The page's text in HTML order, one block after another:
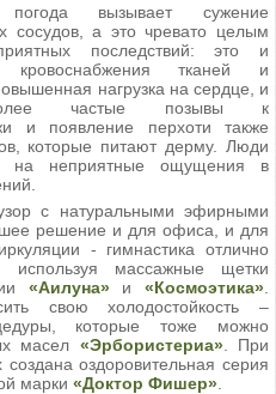
погода вызывает сужение
сосудов, а это чревато целым
последствий: это и
кровоснабжения тканей и
нагрузка на сердце, и
частые позывы к
и появление перхоти также
которые питают дерму. Люди
на неприятные ощущения в
с натуральными эфирными
решение и для офиса, и для
- гимнастика отлично
используя массажные щетки
«Аилуна»и«Космоэтика»
свою холодостойкость –
которые тоже можно
масел «Эрбористериа». При
оздоровительная серия
марки «Доктор Фишер»